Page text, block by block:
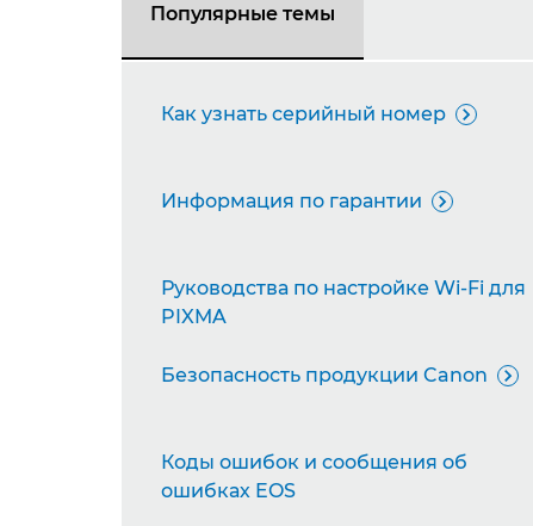
Популярные темы
Как узнать серийный номер 
Информация по гарантии 
Руководства по настройке Wi-Fi для
PIXMA
Безопасность продукции Canon 
Коды ошибок и сообщения об
ошибках EOS